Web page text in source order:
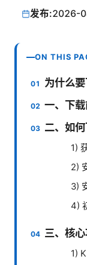
发布:2026-
ON THIS
为什么
一、下
二、如
1)
2)
3)
4)
三、核
1)